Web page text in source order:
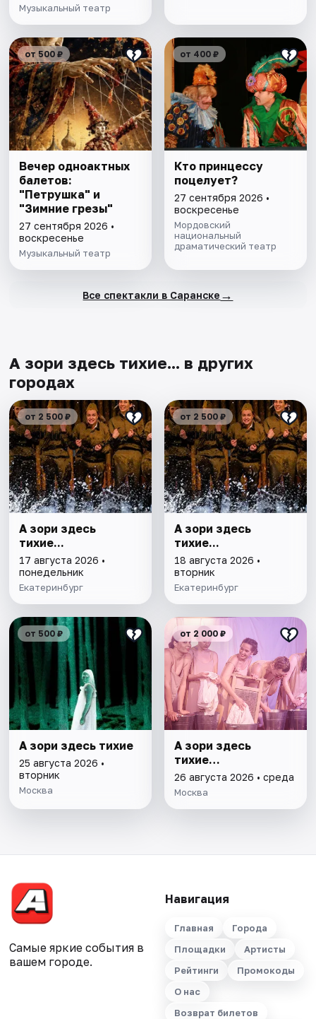
Музыкальный театр
от 500 ₽
Вечер одноактных
балетов:
"Петрушка" и
"Зимние грезы"
27 сентября 2026 •
воскресенье
Музыкальный театр
от 400 ₽
Кто принцессу
поцелует?
27 сентября 2026 •
воскресенье
Мордовский
национальный
драматический театр
Все спектакли в Саранске →
А зори здесь тихие... в других
городах
от 2 500 ₽
А зори здесь
тихие...
17 августа 2026 •
понедельник
Екатеринбург
от 2 500 ₽
А зори здесь
тихие...
18 августа 2026 •
вторник
Екатеринбург
от 500 ₽
А зори здесь тихие
25 августа 2026 •
вторник
Москва
от 2 000 ₽
А зори здесь
тихие…
26 августа 2026 • среда
Москва
Самые яркие события в
вашем городе.
Навигация
Главная
Города
Площадки
Артисты
Рейтинги
Промокоды
О нас
Возврат билетов